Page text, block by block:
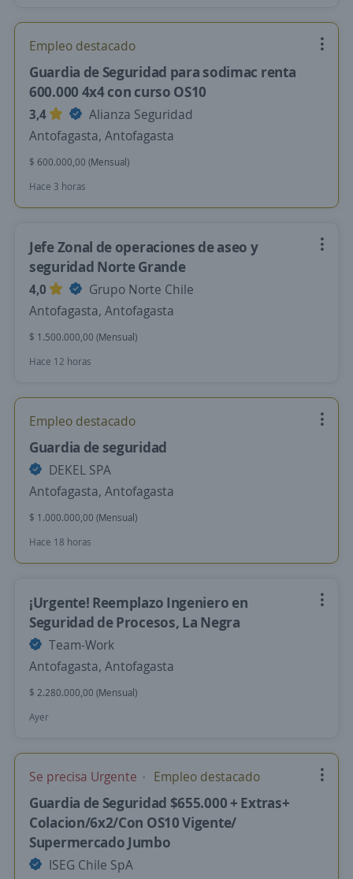
Empleo destacado
Guardia de Seguridad para sodimac renta
600.000 4x4 con curso OS10
3,4
Alianza Seguridad
Antofagasta, Antofagasta
$ 600.000,00 (Mensual)
Hace 3 horas
Jefe Zonal de operaciones de aseo y
seguridad Norte Grande
4,0
Grupo Norte Chile
Antofagasta, Antofagasta
$ 1.500.000,00 (Mensual)
Hace 12 horas
Empleo destacado
Guardia de seguridad
DEKEL SPA
Antofagasta, Antofagasta
$ 1.000.000,00 (Mensual)
Hace 18 horas
¡Urgente! Reemplazo Ingeniero en
Seguridad de Procesos, La Negra
Team-Work
Antofagasta, Antofagasta
$ 2.280.000,00 (Mensual)
Ayer
Se precisa Urgente Empleo destacado
Guardia de Seguridad $655.000 + Extras+
Colacion/6x2/Con OS10 Vigente/
Supermercado Jumbo
ISEG Chile SpA